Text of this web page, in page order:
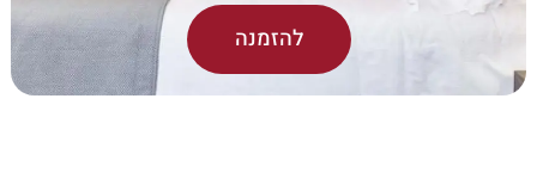
להזמנה